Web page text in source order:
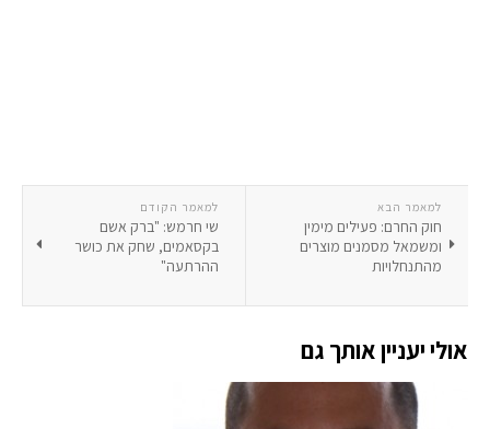
למאמר הקודם
שי חרמש: "ברק אשם
בקסאמים, שחק את כושר
ההרתעה"
למאמר הבא
חוק החרם: פעילים מימין
ומשמאל מסמנים מוצרים
מהתנחלויות
אולי יעניין אותך גם